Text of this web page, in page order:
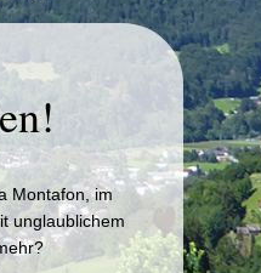
Montafon, im
unglaublichem